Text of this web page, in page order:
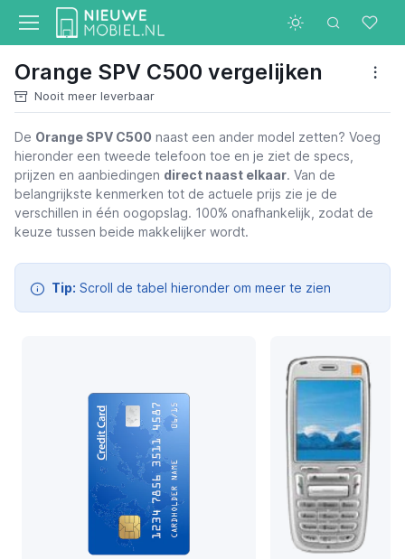
Orange SPV C500 vergelijken
Nooit meer leverbaar
Orange SPV C500
De Orange SPV C500 naast een ander model zetten? Voeg
hieronder een tweede telefoon toe en je ziet de specs,
prijzen en aanbiedingen direct naast elkaar. Van de
belangrijkste kenmerken tot de actuele prijs zie je de
verschillen in één oogopslag. 100% onafhankelijk, zodat de
keuze tussen beide makkelijker wordt.
Tip: Scroll de tabel hieronder om meer te zien